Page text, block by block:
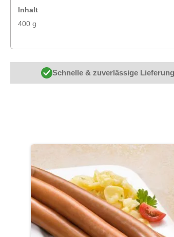
Inhalt
400 g
Schnelle & zuverlässige Lieferung
Produktgalerie überspringen